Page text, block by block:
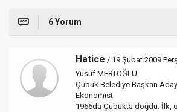
6 Yorum
Hatice / 19 Şubat 2009
Yusuf MERTOĞLU
Çubuk Belediye Başkan
Ekonomist
1966da Çubukta doğdu.